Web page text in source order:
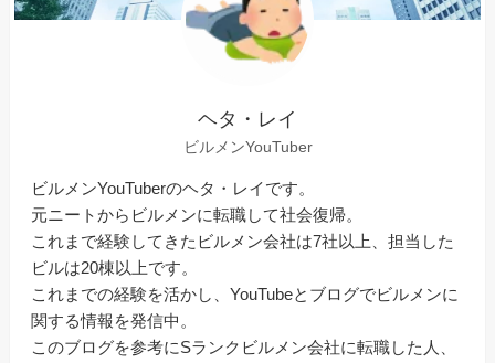
ヘタ・レイ
ビルメンYouTuber
ビルメンYouTuberのヘタ・レイです。
元ニートからビルメンに転職して社会復帰。
これまで経験してきたビルメン会社は7社以上、担当した
ビルは20棟以上です。
これまでの経験を活かし、YouTubeとブログでビルメンに
関する情報を発信中。
このブログを参考にSランクビルメン会社に転職した人、